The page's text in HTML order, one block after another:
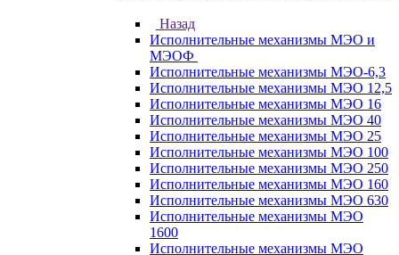
Назад
Исполнительные механизмы МЭО и
МЭОФ
Исполнительные механизмы МЭО-6,3
Исполнительные механизмы МЭО 12,5
Исполнительные механизмы МЭО 16
Исполнительные механизмы МЭО 40
Исполнительные механизмы МЭО 25
Исполнительные механизмы МЭО 100
Исполнительные механизмы МЭО 250
Исполнительные механизмы МЭО 160
Исполнительные механизмы МЭО 630
Исполнительные механизмы МЭО
1600
Исполнительные механизмы МЭО